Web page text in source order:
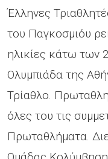
Έλληνες
του Παγκοσμιόυ
ηλικίες κάτω των
Ολυμπιάδα της
Τρίαθλο.
όλες του τις
Πρωταθλήματα.